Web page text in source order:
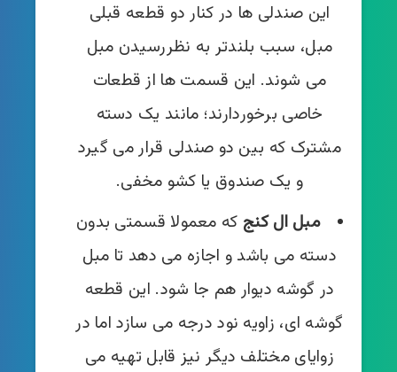
این صندلی ها در کنار دو قطعه قبلی
مبل، سبب بلندتر به نظررسیدن مبل
می شوند. این قسمت ها از قطعات
خاصی برخوردارند؛ مانند یک دسته
مشترک که بین دو صندلی قرار می گیرد
و یک صندوق یا کشو مخفی.
مبل ال کنج که معمولا قسمتی بدون
دسته می باشد و اجازه می دهد تا مبل
در گوشه دیوار هم جا شود. این قطعه
گوشه ای، زاویه نود درجه می سازد اما در
زوایای مختلف دیگر نیز قابل تهیه می